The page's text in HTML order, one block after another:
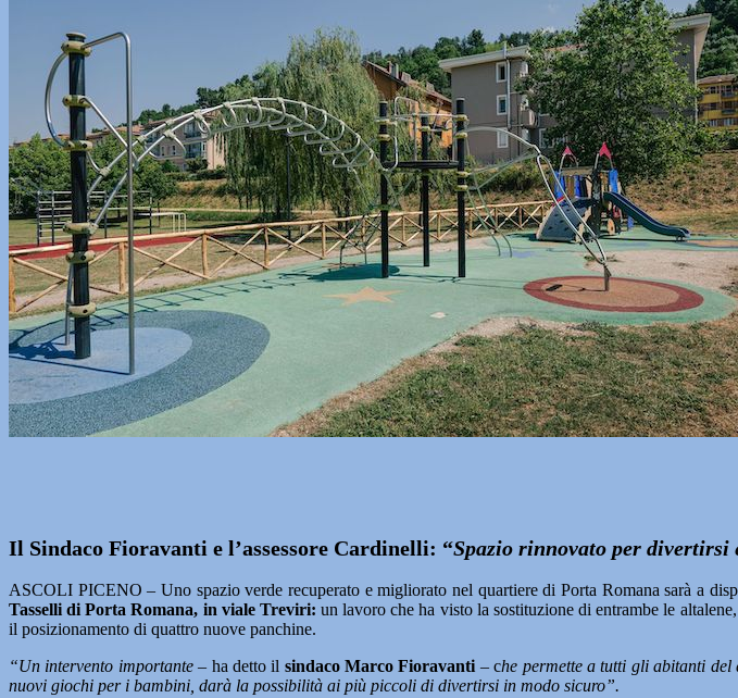
Il Sindaco Fioravanti e l’assessore Cardinelli: “Spazio rinnovato per divertirsi
ASCOLI PICENO – Uno spazio verde recuperato e migliorato nel quartiere di Porta Romana sarà a
Tasselli di Porta Romana, in viale Treviri: un lavoro che ha visto la sostituzione di entrambe le
il posizionamento di quattro nuove panchine.
“Un intervento importante– ha detto il sindaco Marco Fioravanti – che permette a tutti gli abitanti del
nuovi giochi per i bambini, darà la possibilità ai più piccoli di divertirsi in modo sicuro”.